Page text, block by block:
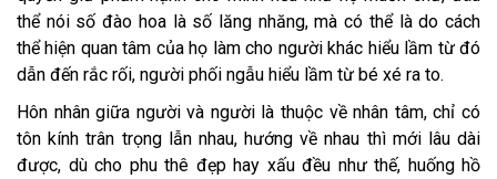
thể nói số đào hoa là số lăng nhăng, mà có thể là do cách
thể hiện quan tâm của họ làm cho người khác hiểu lầm từ đó
dẫn đến rắc rối, người phối ngẫu hiểu lầm từ bé xé ra to.
Hôn nhân giữa người và người là thuộc về nhân tâm, chỉ có
tôn kính trân trọng lẫn nhau, hướng về nhau thì mới lâu dài
được, dù cho phu thê đẹp hay xấu đều như thế, huống hồ